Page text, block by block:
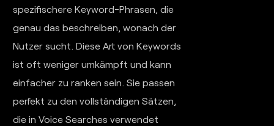
spezifischere Keyword-Phrasen, die
genau das beschreiben, wonach der
Nutzer sucht. Diese Art von Keywords
ist oft weniger umkämpft und kann
einfacher zu ranken sein. Sie passen
perfekt zu den vollständigen Sätzen,
die in Voice Searches verwendet